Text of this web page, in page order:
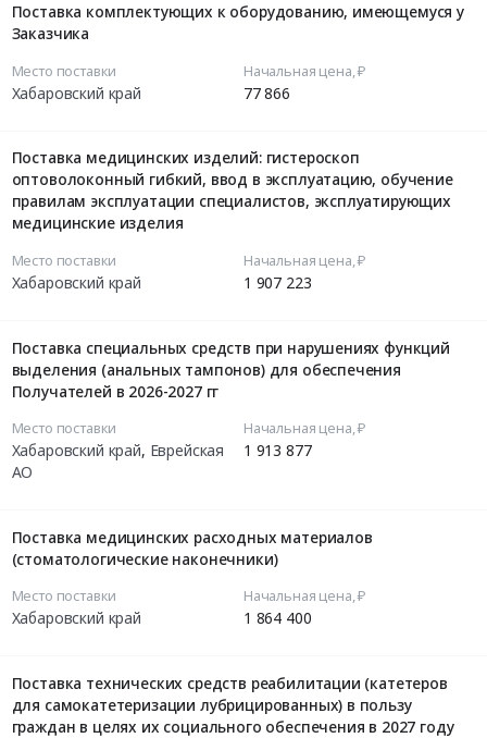
Поставка комплектующих к оборудованию, имеющемуся у
Заказчика
Место поставки
Хабаровский край
Начальная цена, ₽
77 866
Поставка медицинских изделий: гистероскоп
оптоволоконный гибкий, ввод в эксплуатацию, обучение
правилам эксплуатации специалистов, эксплуатирующих
медицинские изделия
Место поставки
Хабаровский край
Начальная цена, ₽
1 907 223
Поставка специальных средств при нарушениях функций
выделения (анальных тампонов) для обеспечения
Получателей в 2026-2027 гг
Место поставки
Хабаровский край, Еврейская
АО
Начальная цена, ₽
1 913 877
Поставка медицинских расходных материалов
(стоматологические наконечники)
Место поставки
Хабаровский край
Начальная цена, ₽
1 864 400
Поставка технических средств реабилитации (катетеров
для самокатетеризации лубрицированных) в пользу
граждан в целях их социального обеспечения в 2027 году